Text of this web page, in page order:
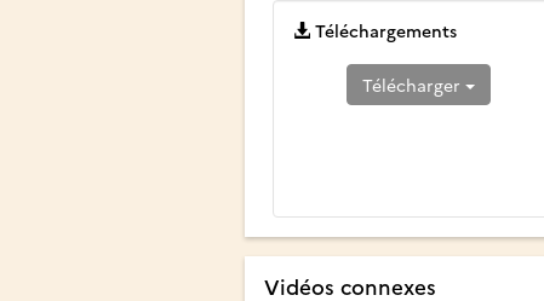
Téléchargements
Télécharger
Vidéos connexes